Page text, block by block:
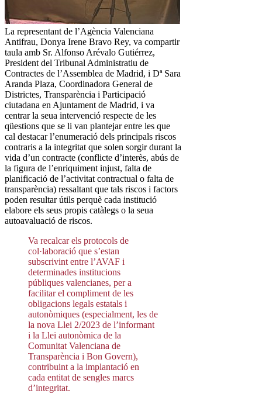
La representant de l’Agència Valenciana
Antifrau, Donya Irene Bravo Rey, va compartir
taula amb Sr. Alfonso Arévalo Gutiérrez,
President del Tribunal Administratiu de
Contractes de l’Assemblea de Madrid, i Dª Sara
Aranda Plaza, Coordinadora General de
Districtes, Transparència i Participació
ciutadana en Ajuntament de Madrid, i va
centrar la seua intervenció respecte de les
qüestions que se li van plantejar entre les que
cal destacar l’enumeració dels principals riscos
contraris a la integritat que solen sorgir durant la
vida d’un contracte (conflicte d’interès, abús de
la figura de l’enriquiment injust, falta de
planificació de l’activitat contractual o falta de
transparència) ressaltant que tals riscos i factors
poden resultar útils perquè cada institució
elabore els seus propis catàlegs o la seua
autoavaluació de riscos.
Va recalcar els protocols de
col·laboració que s’estan
subscrivint entre l’AVAF i
determinades institucions
públiques valencianes, per a
facilitar el compliment de les
obligacions legals estatals i
autonòmiques (especialment, les de
la nova Llei 2/2023 de l’informant
i la Llei autonòmica de la
Comunitat Valenciana de
Transparència i Bon Govern),
contribuint a la implantació en
cada entitat de sengles marcs
d’integritat.